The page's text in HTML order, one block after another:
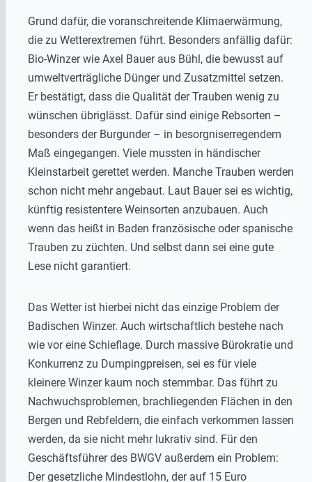
Grund dafür, die voranschreitende Klimaerwärmung,
die zu Wetterextremen führt. Besonders anfällig dafür:
Bio-Winzer wie Axel Bauer aus Bühl, die bewusst auf
umweltverträgliche Dünger und Zusatzmittel setzen.
Er bestätigt, dass die Qualität der Trauben wenig zu
wünschen übriglässt. Dafür sind einige Rebsorten –
besonders der Burgunder – in besorgniserregendem
Maß eingegangen. Viele mussten in händischer
Kleinstarbeit gerettet werden. Manche Trauben werden
schon nicht mehr angebaut. Laut Bauer sei es wichtig,
künftig resistentere Weinsorten anzubauen. Auch
wenn das heißt in Baden französische oder spanische
Trauben zu züchten. Und selbst dann sei eine gute
Lese nicht garantiert.
Das Wetter ist hierbei nicht das einzige Problem der
Badischen Winzer. Auch wirtschaftlich bestehe nach
wie vor eine Schieflage. Durch massive Bürokratie und
Konkurrenz zu Dumpingpreisen, sei es für viele
kleinere Winzer kaum noch stemmbar. Das führt zu
Nachwuchsproblemen, brachliegenden Flächen in den
Bergen und Rebfeldern, die einfach verkommen lassen
werden, da sie nicht mehr lukrativ sind. Für den
Geschäftsführer des BWGV außerdem ein Problem:
Der gesetzliche Mindestlohn, der auf 15 Euro